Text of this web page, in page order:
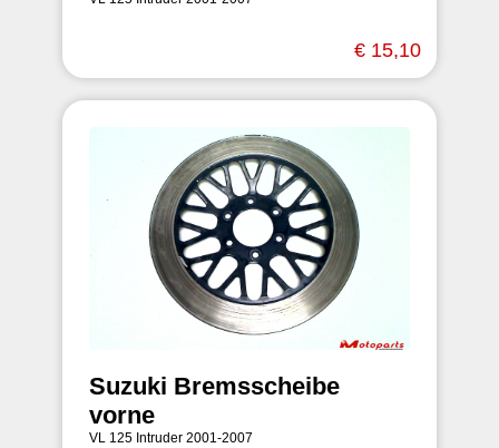
€ 15,10
Suzuki Bremsscheibe
vorne
VL 125 Intruder 2001-2007